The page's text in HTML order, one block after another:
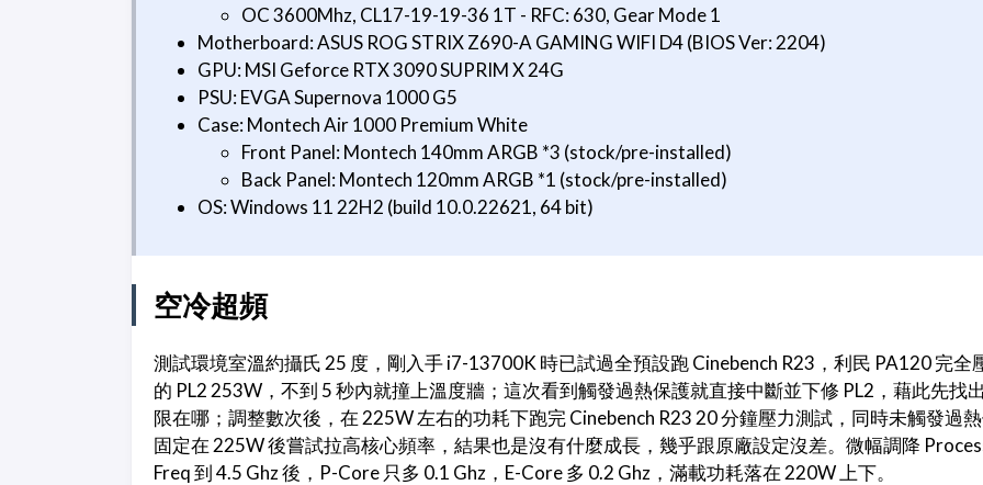
OC 3600Mhz, CL17-19-19-36 1T - RFC: 630, Gear Mode 1
Motherboard: ASUS ROG STRIX Z690-A GAMING WIFI D4 (BIOS Ver: 2204)
GPU: MSI Geforce RTX 3090 SUPRIM X 24G
PSU: EVGA Supernova 1000 G5
Case: Montech Air 1000 Premium White
Front Panel: Montech 140mm ARGB *3 (stock/pre-installed)
Back Panel: Montech 120mm ARGB *1 (stock/pre-installed)
OS: Windows 11 22H2 (build 10.0.22621, 64 bit)
空冷超頻
測試環境室溫約攝氏 25 度，剛入手 i7-13700K 時已試過全預設跑 Cinebench R23，利民 PA120 完全
的 PL2 253W，不到 5 秒內就撞上溫度牆；這次看到觸發過熱保護就直接中斷並下修 PL2，藉此先找
限在哪；調整數次後，在 225W 左右的功耗下跑完 Cinebench R23 20 分鐘壓力測試，同時未觸發過
固定在 225W 後嘗試拉高核心頻率，結果也是沒有什麼成長，幾乎跟原廠設定沒差。微幅調降
Freq 到 4.5 Ghz 後，P-Core 只多 0.1 Ghz，E-Core 多 0.2 Ghz，滿載功耗落在 220W 上下。